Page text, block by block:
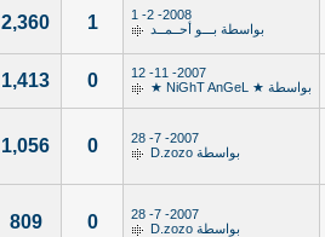
2008- 2- 1
بواسطة بـــو أحــمــد 1
2,360
2007- 11- 12
بواسطة ★ NiGhT AnGeL ★
0
1,413
2007- 7- 28
بواسطة D.zozo
0
1,056
2007- 7- 28
بواسطة D.zozo
0
809